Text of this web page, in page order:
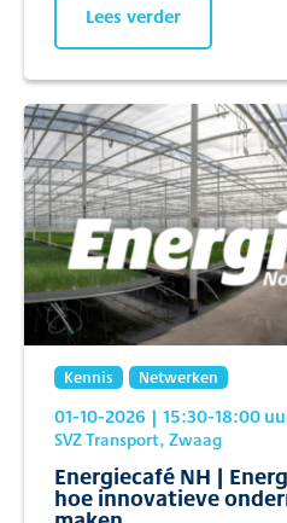
Lees verder
Kennis Netwerken
01-10-2026 | 15:30-18:00
SVZ Transport, Zwaag
Energiecafé NH |
hoe innovatieve